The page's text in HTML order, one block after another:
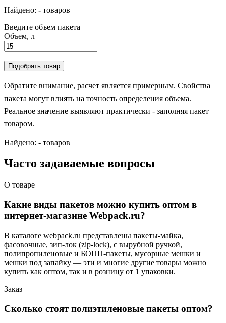
Найдено: - товаров
Введите объем пакета
Объем, л
Подобрать товар
Обратите внимание, расчет является примерным. Свойства
пакета могут влиять на точность определения объема.
Реальное значение выявляют практически - заполняя пакет
товаром.
Найдено: - товаров
Часто задаваемые вопросы
О товаре
Какие виды пакетов можно купить оптом в
интернет-магазине Webpack.ru?
В каталоге webpack.ru представлены пакеты-майка,
фасовочные, зип-лок (zip-lock), с вырубной ручкой,
полипропиленовые и БОПП-пакеты, мусорные мешки и
мешки под запайку — эти и многие другие товары можно
купить как оптом, так и в розницу от 1 упаковки.
Заказ
Сколько стоят полиэтиленовые пакеты оптом?